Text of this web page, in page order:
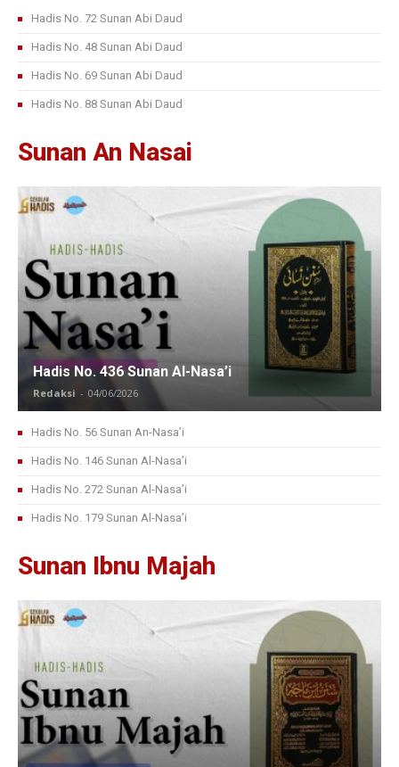
Hadis No. 72 Sunan Abi Daud
Hadis No. 48 Sunan Abi Daud
Hadis No. 69 Sunan Abi Daud
Hadis No. 88 Sunan Abi Daud
Sunan An Nasai
Hadis No. 436 Sunan Al-Nasa’i
Redaksi - 04/06/2026
Hadis No. 56 Sunan An-Nasa’i
Hadis No. 146 Sunan Al-Nasa’i
Hadis No. 272 Sunan Al-Nasa’i
Hadis No. 179 Sunan Al-Nasa’i
Sunan Ibnu Majah